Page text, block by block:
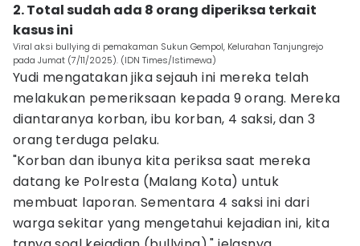
2. Total sudah ada 8 orang diperiksa terkait
kasus ini
Viral aksi bullying di pemakaman Sukun Gempol, Kelurahan Tanjungrejo
pada Jumat (7/11/2025). (IDN Times/Istimewa)
Yudi mengatakan jika sejauh ini mereka telah
melakukan pemeriksaan kepada 9 orang. Mereka
diantaranya korban, ibu korban, 4 saksi, dan 3
orang terduga pelaku.
"Korban dan ibunya kita periksa saat mereka
datang ke Polresta (Malang Kota) untuk
membuat laporan. Sementara 4 saksi ini dari
warga sekitar yang mengetahui kejadian ini, kita